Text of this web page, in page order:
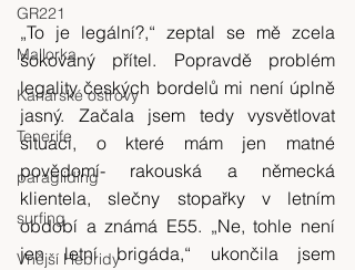
GR221
Mallorka
Kanárské ostrovy
Tenerife
paragliding
surfing
Vnější Hebridy
„To je legální?,“ zeptal se mě zcela
šokovaný přítel. Popravdě problém
legality českých bordelů mi není úplně
jasný. Začala jsem tedy vysvětlovat
situaci, o které mám jen matné
povědomí- rakouská a německá
klientela, slečny stopařky v letním
období a známá E55. „Ne, tohle není
jen letní brigáda,“ ukončila jsem